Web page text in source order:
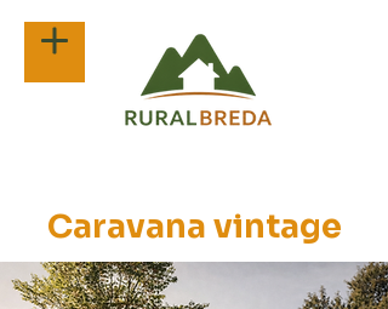
Caravana vintage